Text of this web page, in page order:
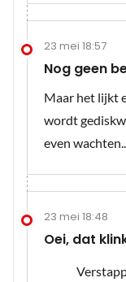
23 mei 18:57
Nog geen
Maar het lijkt
wordt
even
23 mei 18:48
Oei, dat